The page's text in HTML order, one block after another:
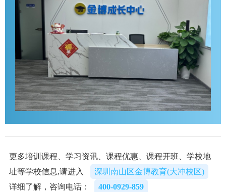
更多培训课程、学习资讯、课程优惠、课程开班、学校地
址等学校信息,请进入
深圳南山区金博教育(大冲校区)
详细了解，咨询电话：
400-0929-859